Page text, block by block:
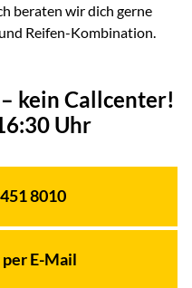
beraten wir dich gerne
Reifen-Kombination.
kein Callcenter!
Uhr
8010
E-Mail